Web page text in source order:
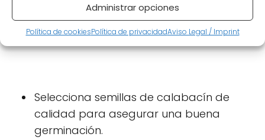
Administrar opciones
Política de cookiesPolítica de privacidadAviso Legal / Imprint
Selecciona semillas de calabacín de
calidad para asegurar una buena
germinación.